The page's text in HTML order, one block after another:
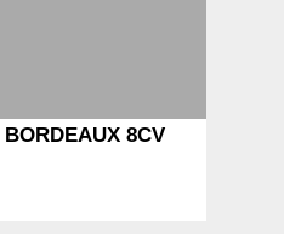
8CV